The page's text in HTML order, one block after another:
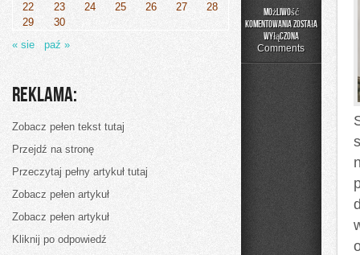
Możliwość
komentowania
doskonale
zdaje
została
wyłączona
Comments
22
23 24 25 26 27
28
29
30
« sie
paź »
Reklama:
Zobacz pełen tekst tutaj
Przejdź na stronę
Przeczytaj pełny artykuł tutaj
Zobacz pełen artykuł
Zobacz pełen artykuł
Kliknij po odpowiedź